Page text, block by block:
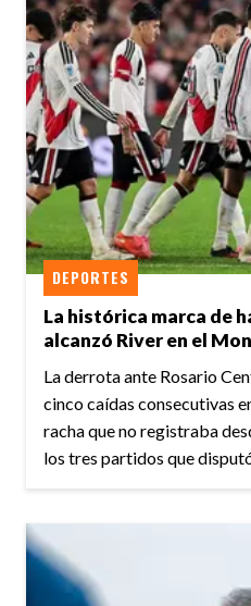
La histórica marca de
alcanzó River en el
DEPORTES
La derrota ante Rosario
cinco caídas consecutivas
racha que no registraba
los tres partidos que